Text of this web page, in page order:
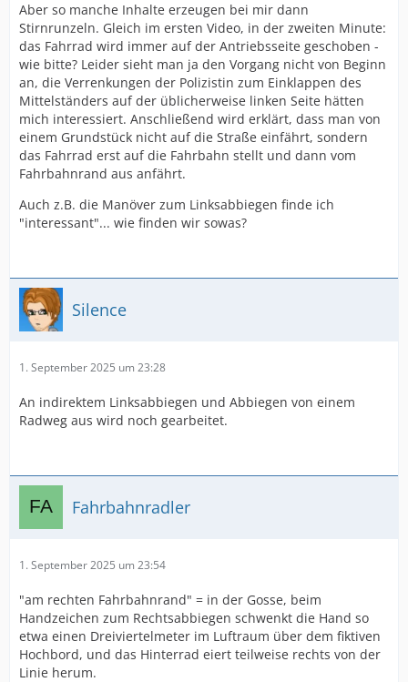
Aber so manche Inhalte erzeugen bei mir dann
Stirnrunzeln. Gleich im ersten Video, in der zweiten Minute:
das Fahrrad wird immer auf der Antriebsseite geschoben -
wie bitte? Leider sieht man ja den Vorgang nicht von Beginn
an, die Verrenkungen der Polizistin zum Einklappen des
Mittelständers auf der üblicherweise linken Seite hätten
mich interessiert. Anschließend wird erklärt, dass man von
einem Grundstück nicht auf die Straße einfährt, sondern
das Fahrrad erst auf die Fahrbahn stellt und dann vom
Fahrbahnrand aus anfährt.
Auch z.B. die Manöver zum Linksabbiegen finde ich
"interessant"... wie finden wir sowas?
Silence
1. September 2025 um 23:28
An indirektem Linksabbiegen und Abbiegen von einem
Radweg aus wird noch gearbeitet.
Fahrbahnradler
1. September 2025 um 23:54
"am rechten Fahrbahnrand" = in der Gosse, beim
Handzeichen zum Rechtsabbiegen schwenkt die Hand so
etwa einen Dreiviertelmeter im Luftraum über dem fiktiven
Hochbord, und das Hinterrad eiert teilweise rechts von der
Linie herum.